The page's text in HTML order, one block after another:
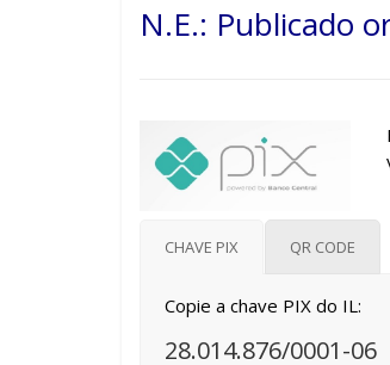
N.E.: Publicado
CHAVE PIX QR CODE
Copie a chave PIX do IL:
28.014.876/0001-06